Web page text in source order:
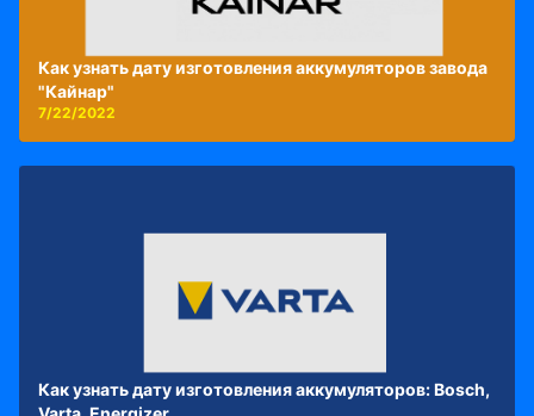
Как узнать дату изготовления аккумуляторов завода
"Кайнар"
7/22/2022
Как узнать дату изготовления аккумуляторов: Bosch,